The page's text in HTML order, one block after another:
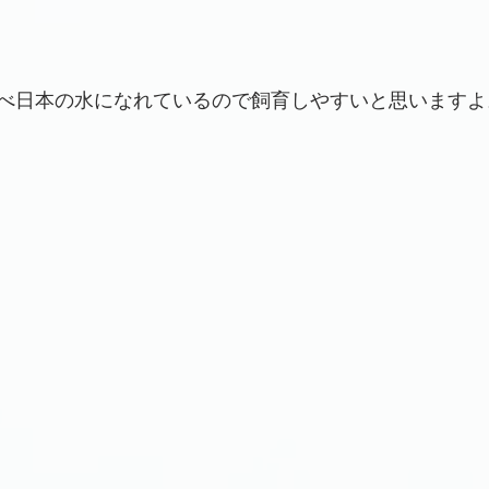
日本の水になれているので飼育しやすいと思います